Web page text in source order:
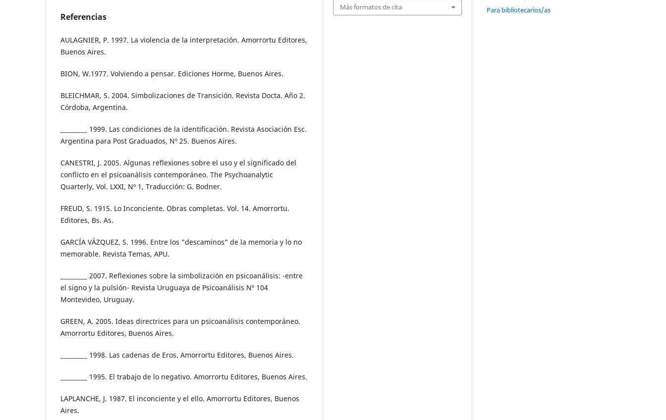
Referencias
AULAGNIER, P. 1997. La violencia de la interpretación. Amorrortu Editores,
Buenos Aires.
BION, W.1977. Volviendo a pensar. Ediciones Horme, Buenos Aires.
BLEICHMAR, S. 2004. Simbolizaciones de Transición. Revista Docta. Año 2.
Córdoba, Argentina.
_________ 1999. Las condiciones de la identificación. Revista Asociación Esc.
Argentina para Post Graduados, Nº 25. Buenos Aires.
CANESTRI, J. 2005. Algunas reflexiones sobre el uso y el significado del
conflicto en el psicoanálisis contemporáneo. The Psychoanalytic
Quarterly, Vol. LXXI, Nº 1, Traducción: G. Bodner.
FREUD, S. 1915. Lo Inconciente. Obras completas. Vol. 14. Amorrortu.
Editores, Bs. As.
GARCÍA VÁZQUEZ, S. 1996. Entre los "descaminos" de la memoria y lo no
memorable. Revista Temas, APU.
_________ 2007. Reflexiones sobre la simbolización en psicoanálisis: -entre
el signo y la pulsión- Revista Uruguaya de Psicoanálisis Nº 104
Montevideo, Uruguay.
GREEN, A. 2005. Ideas directrices para un psicoanálisis contemporáneo.
Amorrortu Editores, Buenos Aires.
_________ 1998. Las cadenas de Eros. Amorrortu Editores, Buenos Aires.
_________ 1995. El trabajo de lo negativo. Amorrortu Editores, Buenos Aires.
LAPLANCHE, J. 1987. El inconciente y el ello. Amorrortu Editores, Buenos
Aires.
Más formatos de cita
Para bibliotecarios/as